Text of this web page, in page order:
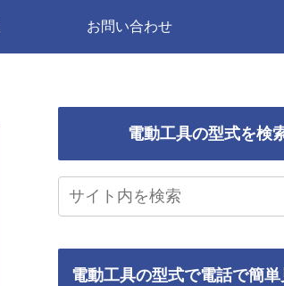
お問い合わせ
電動工具の型式を検
電動工具の型式で電話で簡単